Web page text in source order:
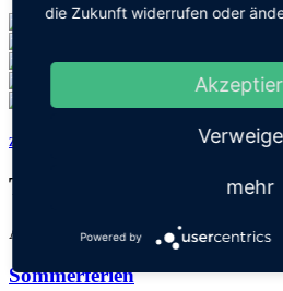
zurück zu allen Meldungen
Termine
Alle Termine Wintersdorf Ottersdorf
Sommerferien
die Zukunft widerrufen oder
mehr
Powered by